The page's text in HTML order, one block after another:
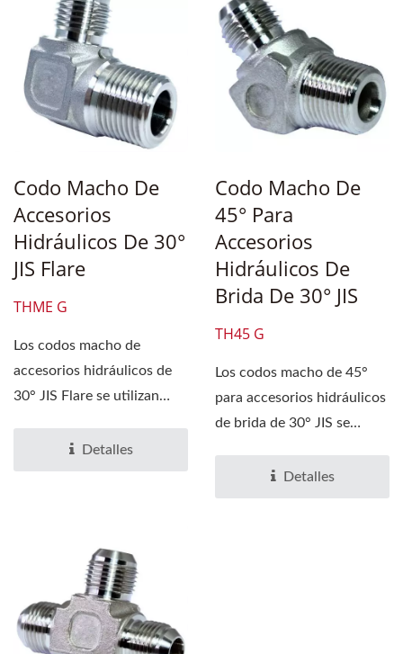
Codo Macho De
Accesorios
Hidráulicos De 30°
JIS Flare
THME G
Los codos macho de
accesorios hidráulicos de
30° JIS Flare se utilizan
Detalles
Codo Macho De
45° Para
Accesorios
Hidráulicos De
Brida De 30° JIS
TH45 G
Los codos macho de 45°
para accesorios hidráulicos
de brida de 30° JIS se
Detalles